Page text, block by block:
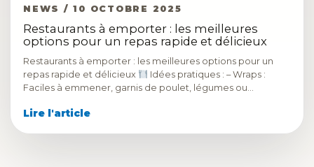
NEWS / 10 OCTOBRE 2025
Restaurants à emporter : les meilleures
options pour un repas rapide et délicieux
Restaurants à emporter : les meilleures options pour un
repas rapide et délicieux
Idées pratiques : – Wraps :
Faciles à emmener, garnis de poulet, légumes ou…
Lire l'article